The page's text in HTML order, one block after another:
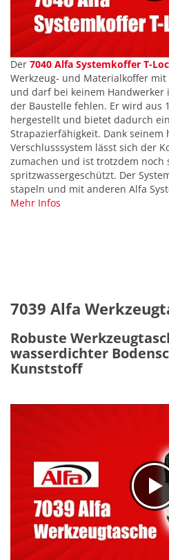
Der 7040 Alfa Systemkoffer T-Loc
Werkzeug- und Materialkoffer
und darf bei keinem
der Baustelle fehlen. Er wird aus
hergestellt und bietet dadurch
Strapazierfähigkeit. Dank seinem
Verschlusssystem lässt sich der
zumachen und ist trotzdem noch
spritzwassergeschützt. Der
stapeln und mit anderen Alfa
Mehr Infos
7039 Alfa
Robuste
wasserdichter
Kunststoff